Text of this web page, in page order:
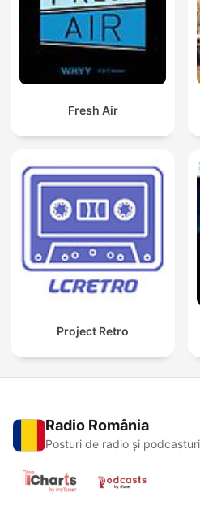
Fresh Air
Project Retro
Radio România
Posturi de radio și podcasturi